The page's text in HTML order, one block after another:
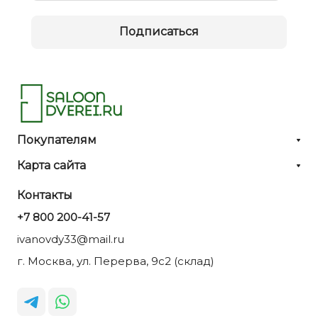
Подписаться
Покупателям
Карта сайта
Контакты
+7 800 200-41-57
ivanovdy33@mail.ru
г. Москва, ул. Перерва, 9с2 (склад)